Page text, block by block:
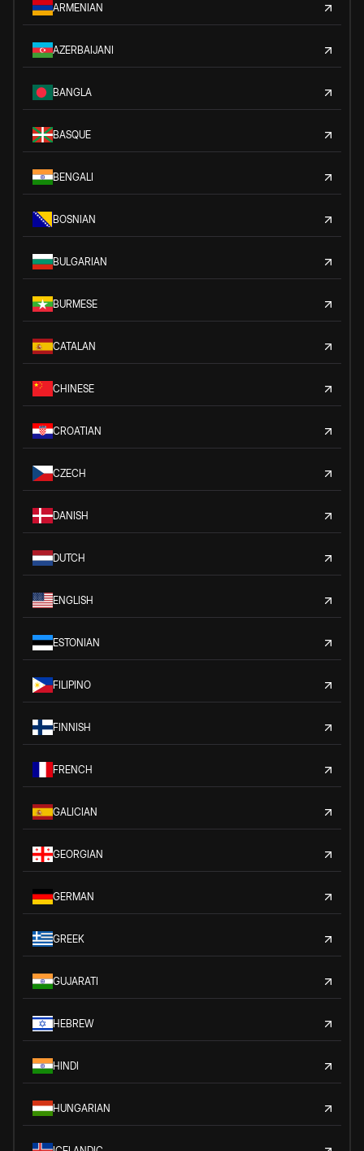
ARMENIAN
AZERBAIJANI
BANGLA
BASQUE
BENGALI
BOSNIAN
BULGARIAN
BURMESE
CATALAN
CHINESE
CROATIAN
CZECH
DANISH
DUTCH
ENGLISH
ESTONIAN
FILIPINO
FINNISH
FRENCH
GALICIAN
GEORGIAN
GERMAN
GREEK
GUJARATI
HEBREW
HINDI
HUNGARIAN